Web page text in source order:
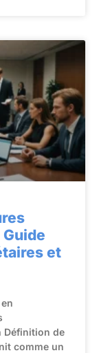
et
Définition de
comme un